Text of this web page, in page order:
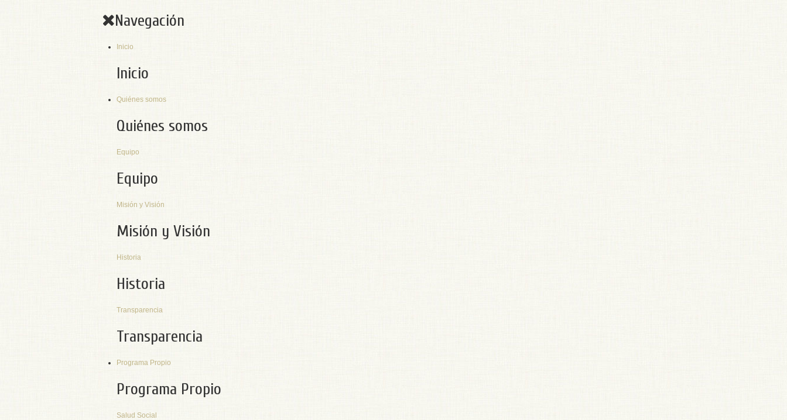
Navegación
Inicio
Inicio
Quiénes somos
Quiénes somos
Equipo
Equipo
Misión y Visión
Misión y Visión
Historia
Historia
Transparencia
Transparencia
Programa Propio
Programa Propio
Salud Social